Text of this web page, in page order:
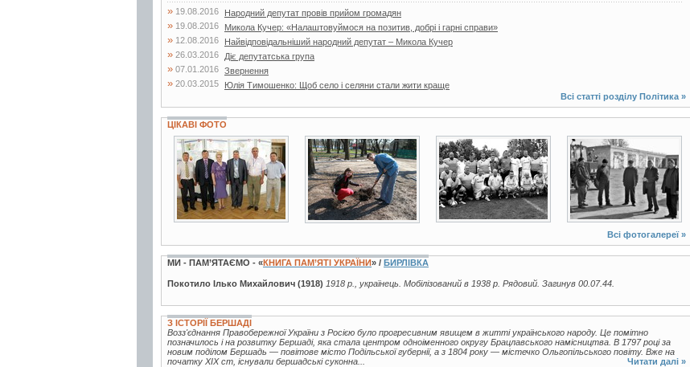
» 19.08.2016 Народний депутат провів прийом громадян
» 19.08.2016 Микола Кучер: «Налаштовуймося на позитив, добрі і гарні справи»
» 12.08.2016 Найвідповідальніший народний депутат – Микола Кучер
» 26.03.2016 Діє депутатська група
» 07.01.2016 Звернення
» 20.03.2015
Юлія Тимошенко: Щоб село і селяни стали жити краще
Всі статті розділу Політика »
ЦІКАВІ ФОТО
3 фото 9 фото 2 фото 2 фото
Всі фотогалереї »
МИ - ПАМ’ЯТАЄМО - «КНИГА ПАМ’ЯТІ УКРАЇНИ» / БИРЛІВКА
Покотило Ілько Михайлович (1918) 1918 р., українець. Мобілізований в 1938 р. Рядовий. Загинув 00.07.44.
З ІСТОРІЇ БЕРШАДІ
Возз'єднання Правобережної України з Росією було прогресивним явищем в житті українського народу. Це помітно
позначилось і на розвитку Бершаді, яка стала центром одноіменного округу Брацлавського намісництва. В 1797 році за
новим поділом Бершадь — повітове місто Подільської губернії, а з 1804 року — містечко Ольгопільського повіту. Вже на
початку XIX ст, існували бершадські суконна...
Читати далі »